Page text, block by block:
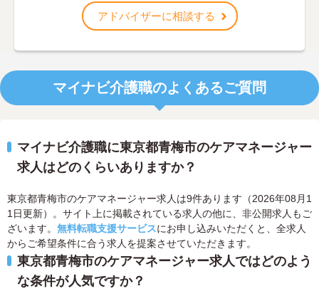
アドバイザーに相談する
マイナビ介護職のよくあるご質問
マイナビ介護職に東京都青梅市のケアマネージャー
求人はどのくらいありますか？
東京都青梅市のケアマネージャー求人は9件あります（2026年08月1
1日更新）。サイト上に掲載されている求人の他に、非公開求人もご
ざいます。 無料転職支援サービスにお申し込みいただくと、全求人
からご希望条件に合う求人を提案させていただきます。
東京都青梅市のケアマネージャー求人ではどのよう
な条件が人気ですか？